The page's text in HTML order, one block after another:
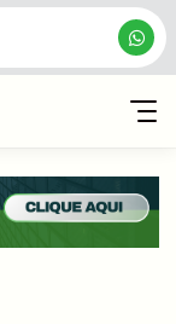
A VOZ DO